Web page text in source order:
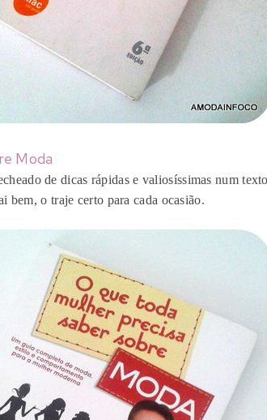
Moda
de dicas rápidas e valiosíssimas num
bem, o traje certo para cada ocasião.